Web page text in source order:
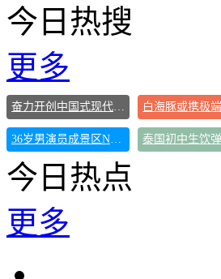
今日热搜
更多
奋力开创中国式现代化建设新局面
36岁男演员成景区NPC后人气爆棚
今日热点
更多